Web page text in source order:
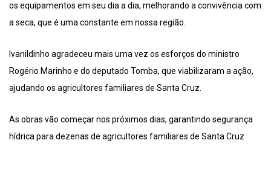
os equipamentos em seu dia a dia, melhorando a convivência com
a seca, que é uma constante em nossa região.
Ivanildinho agradeceu mais uma vez os esforços do ministro
Rogério Marinho e do deputado Tomba, que viabilizaram a ação,
ajudando os agricultores familiares de Santa Cruz.
As obras vão começar nos próximos dias, garantindo segurança
hídrica para dezenas de agricultores familiares de Santa Cruz